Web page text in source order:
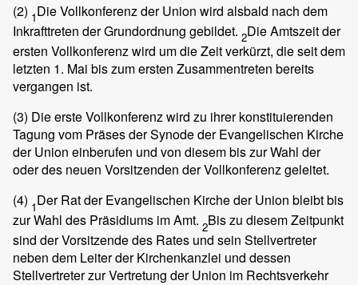
(2) 1Die Vollkonferenz der Union wird alsbald nach dem
Inkrafttreten der Grundordnung gebildet. 2Die Amtszeit der
ersten Vollkonferenz wird um die Zeit verkürzt, die seit dem
letzten 1. Mai bis zum ersten Zusammentreten bereits
vergangen ist.
(3) Die erste Vollkonferenz wird zu ihrer konstituierenden
Tagung vom Präses der Synode der Evangelischen Kirche
der Union einberufen und von diesem bis zur Wahl der
oder des neuen Vorsitzenden der Vollkonferenz geleitet.
(4) 1Der Rat der Evangelischen Kirche der Union bleibt bis
zur Wahl des Präsidiums im Amt. 2Bis zu diesem Zeitpunkt
sind der Vorsitzende des Rates und sein Stellvertreter
neben dem Leiter der Kirchenkanzlei und dessen
Stellvertreter zur Vertretung der Union im Rechtsverkehr